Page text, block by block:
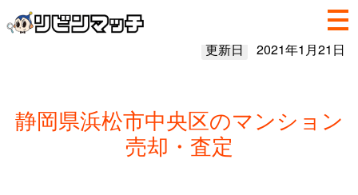
更新日 2021年1月21日
静岡県浜松市中央区のマンション
売却・査定